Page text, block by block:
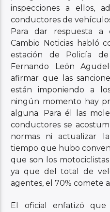
inspecciones a ellos,
conductores de
Para dar respuesta a
Cambio Noticias habló
estación de Policía
Fernando León
afirmar que las
están imponiendo a
ningún momento hay
alguna. Para él las
conductores se
normas ni actualizar
tiempo que hubo
que son los
ya que del total de
agentes, el 70% comete
El oficial enfatizó